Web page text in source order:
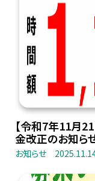
【令和7年11月
金改正のお知ら
お知らせ